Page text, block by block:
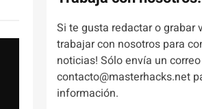
Si te gusta redactar o grabar
trabajar con nosotros para
noticias! Sólo envía un
contacto@masterhacks.net
información.